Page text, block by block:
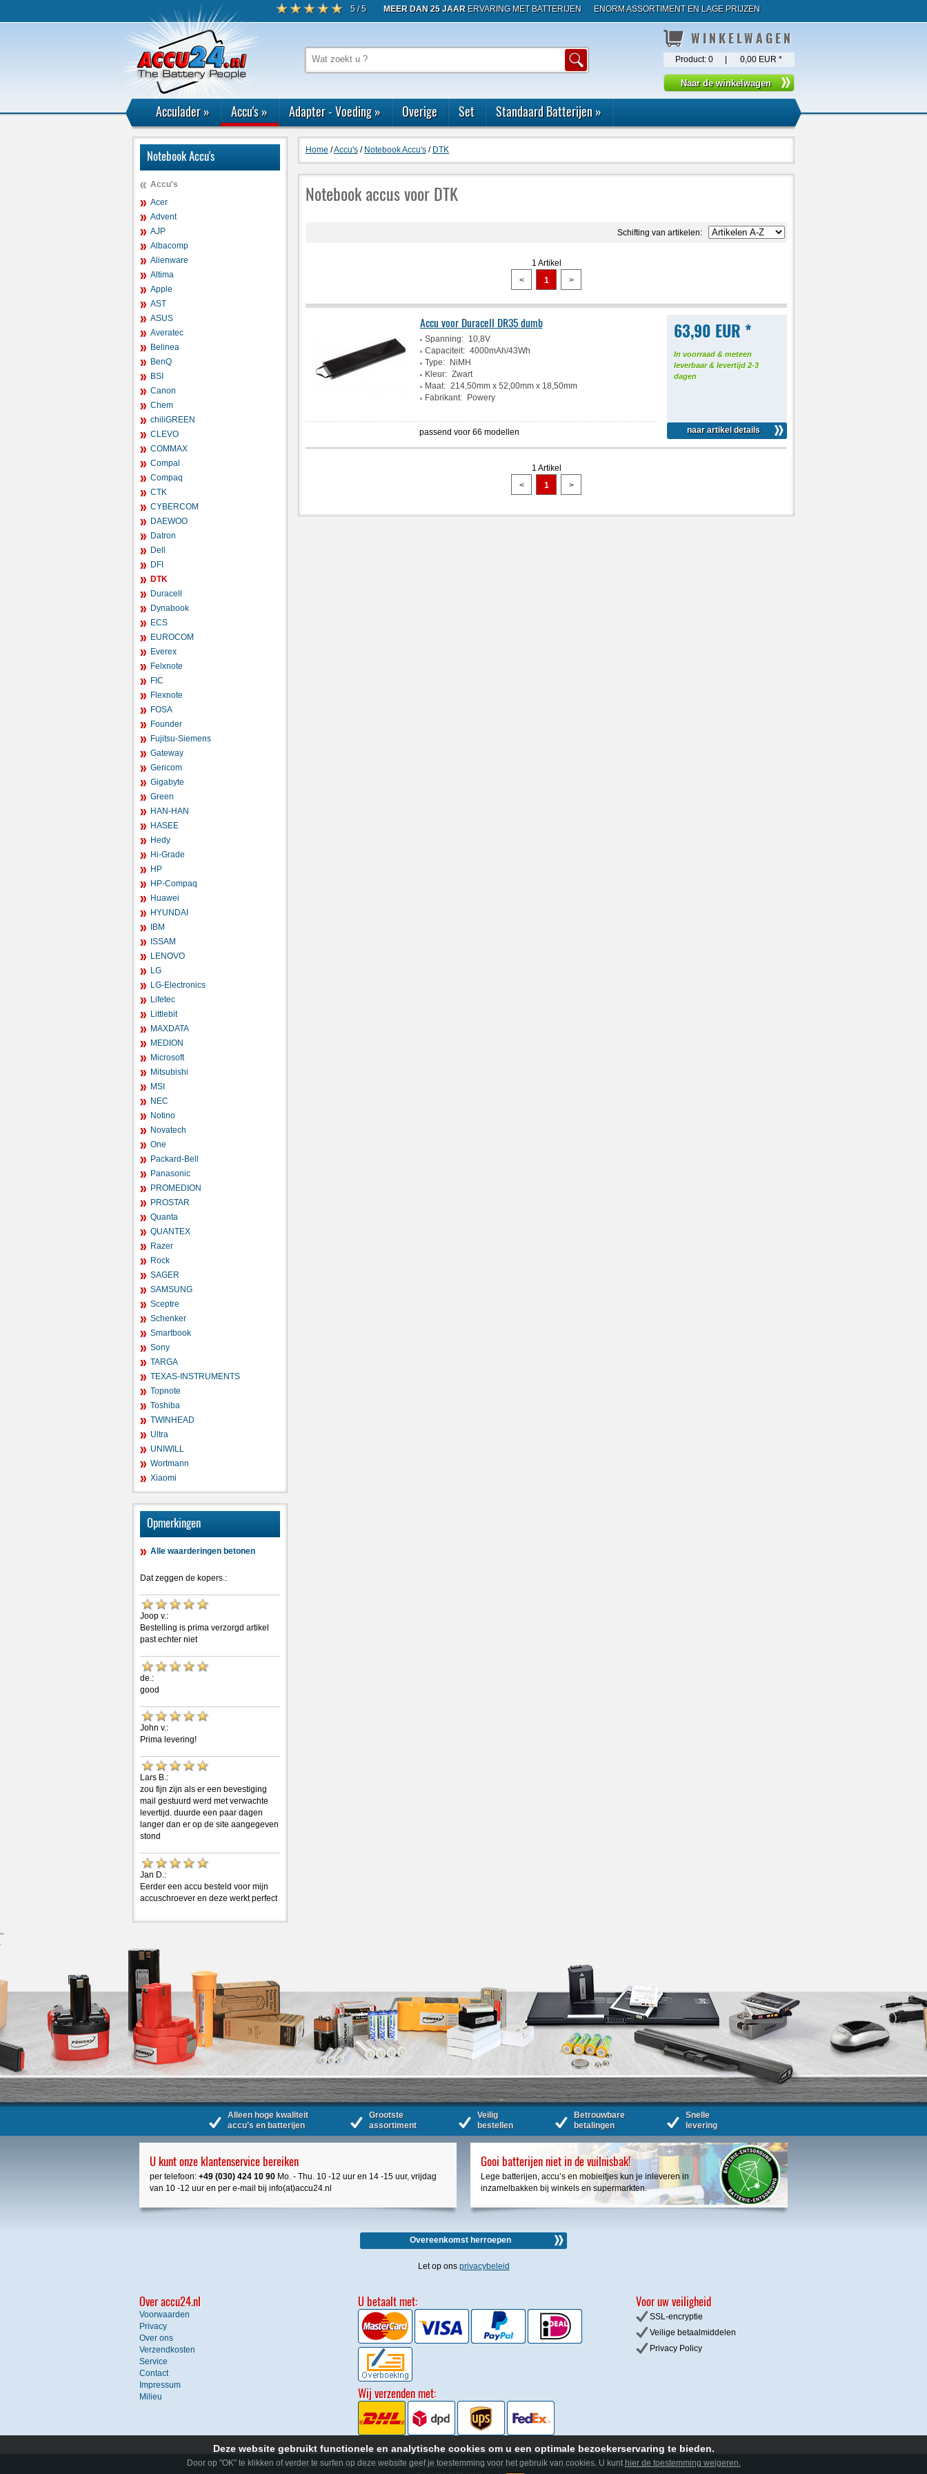
5 / 5 MEER DAN 25 JAAR ERVARING MET BATTERIJEN ENORM ASSORTIMENT EN LAGE PRIJZEN
WINKELWAGEN
Product: 0 0,00 EUR *
Acculader» Accu's» Adapter - Voeding» Overige Set Standaard Batterijen»
Notebook Accu's
Accu's
Acer
Advent
AJP
Albacomp
Alienware
Altima
Apple
AST
ASUS
Averatec
Belinea
BenQ
BSI
Canon
Chem
chiliGREEN
CLEVO
COMMAX
Compal
Compaq
CTK
CYBERCOM
DAEWOO
Datron
Dell
DFI
DTK
Duracell
Dynabook
ECS
EUROCOM
Everex
Felxnote
FIC
Flexnote
FOSA
Founder
Fujitsu-Siemens
Gateway
Gericom
Gigabyte
Green
HAN-HAN
HASEE
Hedy
Hi-Grade
HP
HP-Compaq
Huawei
HYUNDAI
IBM
ISSAM
LENOVO
LG
LG-Electronics
Lifetec
Littlebit
MAXDATA
MEDION
Microsoft
Mitsubishi
MSI
NEC
Notino
Novatech
One
Packard-Bell
Panasonic
PROMEDION
PROSTAR
Quanta
QUANTEX
Razer
Rock
SAGER
SAMSUNG
Sceptre
Schenker
Smartbook
Sony
TARGA
TEXAS-INSTRUMENTS
Topnote
Toshiba
TWINHEAD
Ultra
UNIWILL
Wortmann
Xiaomi
Opmerkingen
Alle waarderingen betonen
Dat zeggen de kopers.:
Joop v.:
Bestelling is prima verzorgd artikel
past echter niet
de.:
good
John v.:
Prima levering!
Lars B.:
zou fijn zijn als er een bevestiging
mail gestuurd werd met verwachte
levertijd. duurde een paar dagen
langer dan er op de site aangegeven
stond
Jan D.:
Eerder een accu besteld voor mijn
accuschroever en deze werkt perfect
Home /Accu's / Notebook Accu's / DTK
Notebook accus voor DTK
Schifting van artikelen:
1 Artikel
<
1 >
63,90 EUR *
In voorraad & meteen
leverbaar & levertijd 2-3
dagen
naar artikel details
Accu voor Duracell DR35 dumb
Spanning:
10,8V
Capaciteit: 4000mAh/43Wh
Type:
NiMH
Kleur: Zwart
Maat: 214,50mm x 52,00mm x 18,50mm
Fabrikant:
Powery
passend voor 66 modellen
1 Artikel
<
1 >
Alleen hoge kwaliteit
accu’s en batterijen
Grootste
assortiment
Veilig
bestellen
Betrouwbare
betalingen
Snelle
levering
U kunt onze klantenservice bereiken
per telefoon: +49 (030) 424 10 90 Mo. - Thu. 10 -12 uur en 14 -15 uur, vrijdag
van 10 -12 uur en per e-mail bij info(at)accu24.nl
Gooi batterijen niet in de vuilnisbak!
Lege batterijen, accu’s en mobieltjes kun je inleveren in
inzamelbakken bij winkels en supermarkten.
Overeenkomst herroepen
Let op ons privacybeleid
Over accu24.nl
Voorwaarden
Privacy
Over ons
Verzendkosten
Service
Contact
Impressum
Milieu
U betaalt met:
Wij verzenden met:
Voor uw veiligheid
SSL-encryptie
Veilige betaalmiddelen
Privacy Policy
* Alle prijzen in Euro's incl. de wettelijke omzetbelasting, excl. verzendkosten. Fouten en weglatingen voorbehouden.
Deze website gebruikt functionele en analytische cookies om u een optimale bezoekerservaring te bieden.
Door op "OK" te klikken of verder te surfen op deze website geef je toestemming voor het gebruik van cookies. U kunt hier de toestemming weigeren.